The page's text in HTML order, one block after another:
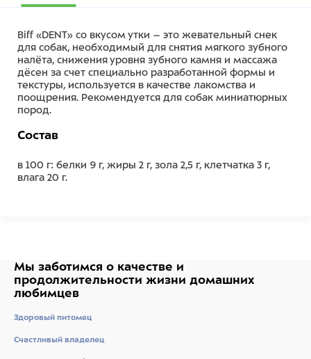
Biff «DENT» со вкусом утки – это жевательный снек
для собак, необходимый для снятия мягкого зубного
налёта, снижения уровня зубного камня и массажа
дёсен за счет специально разработанной формы и
текстуры, используется в качестве лакомства и
поощрения. Рекомендуется для собак миниатюрных
пород.
Состав
в 100 г: белки 9 г, жиры 2 г, зола 2,5 г, клетчатка 3 г,
влага 20 г.
вещества, фитокомплекс экстрактов растений,
натуральный ароматизатор, натуральный краситель.
Мы заботимся о качестве и
продолжительности жизни домашних
любимцев
Здоровый питомец
Счастливый владелец